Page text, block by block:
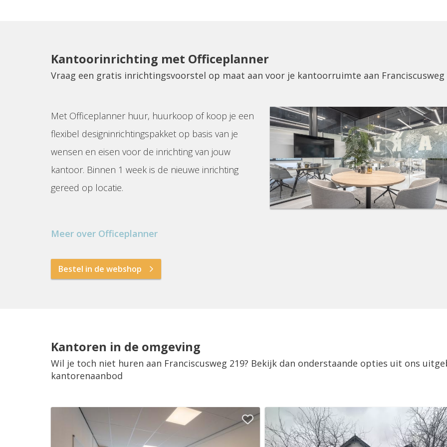
Kantoorinrichting met Officeplanner
Vraag een gratis inrichtingsvoorstel op maat aan voor je kantoorruimte aan Franciscusweg
Met Officeplanner huur, huurkoop of koop je een
flexibel designinrichtingspakket op basis van je
wensen en eisen voor de inrichting van jouw
kantoor. Binnen 1 week is de nieuwe inrichting
gereed op locatie.
Meer over Officeplanner
Bestel in de webshop
Kantoren in de omgeving
Wil je toch niet huren aan Franciscusweg 219? Bekijk dan onderstaande opties uit ons
kantorenaanbod